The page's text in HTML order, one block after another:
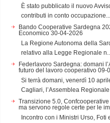
È stato pubblicato il nuovo
contributi in conto occupazione...
Bando Cooperative Sardegna
Economico 30-04-2026
La Regione Autonoma della
relativo alla Legge Regionale
Federlavoro Sardegna: domani
futuro del lavoro cooperativo 09-
Si terrà domani, venerdì 10
Cagliari, l’Assemblea
Transizione 5.0,
ma servono regole certe per le
Incontro con i Ministri Urso,